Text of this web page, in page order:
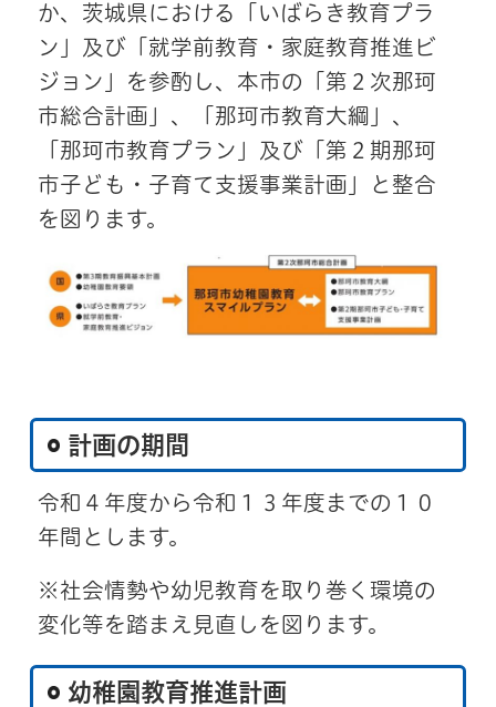
か、茨城県における「いばらき教育プラ
ン」及び「就学前教育・家庭教育推進ビ
ジョン」を参酌し、本市の「第２次那珂
市総合計画」、「那珂市教育大綱」、
「那珂市教育プラン」及び「第２期那珂
市子ども・子育て支援事業計画」と整合
を図ります。
計画の期間
令和４年度から令和１３年度までの１０
年間とします。
※社会情勢や幼児教育を取り巻く環境の
変化等を踏まえ見直しを図ります。
幼稚園教育推進計画